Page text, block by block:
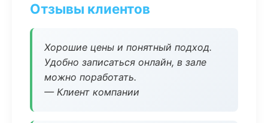
Отзывы клиентов
Хорошие цены и понятный подход.
Удобно записаться онлайн, в зале
можно поработать.
— Клиент компании